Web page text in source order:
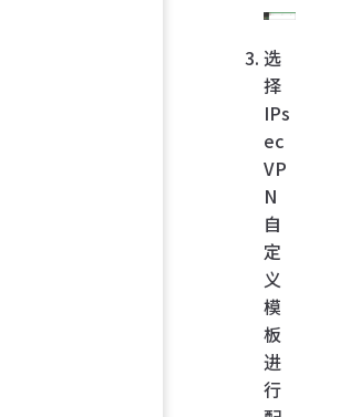
选
择
IPs
ec
VP
N
自
定
义
模
板
进
行